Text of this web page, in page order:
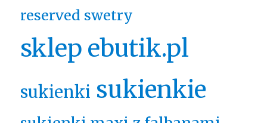
reserved swetry
sklep ebutik.pl
sukienki sukienkie